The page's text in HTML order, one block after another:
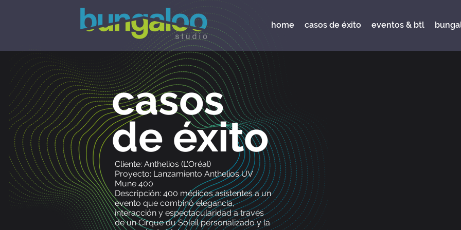
home casos de éxito eventos & btl
Cliente: Anthelios (L'Oréal)
Proyecto: Lanzamiento Anthelios UV
Mune 400
Descripción: 400 médicos asistentes a un
evento que combinó elegancia,
interacción y espectacularidad a través
de un Cirque du Soleil personalizado y la
casos
de éxito